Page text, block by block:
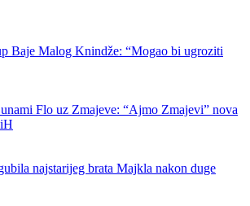
Baje Malog Knindže: “Mogao bi ugroziti
Flo uz Zmajeve: “Ajmo Zmajevi” nova
najstarijeg brata Majkla nakon duge